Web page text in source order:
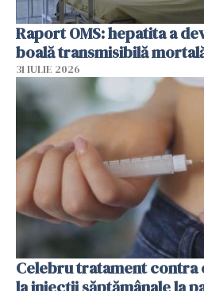
Raport OMS: hepatita a
boală transmisibilă
31 IULIE 2026
Celebru tratament